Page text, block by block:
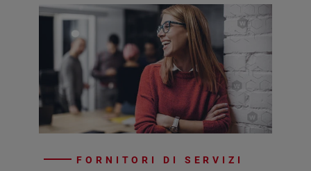
FORNITORI DI SERVIZI